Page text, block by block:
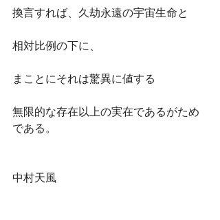
換言すれば、久劫永遠の宇宙生命と
相対比例の下に、
まことにそれは驚異に値する
無限的な存在以上の実在であるがため
である。
中村天風